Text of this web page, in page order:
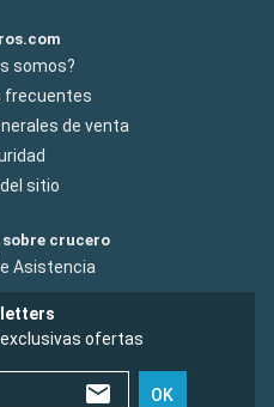
somos?
frecuentes
de venta
sitio
crucero
Asistencia
ofertas
OK